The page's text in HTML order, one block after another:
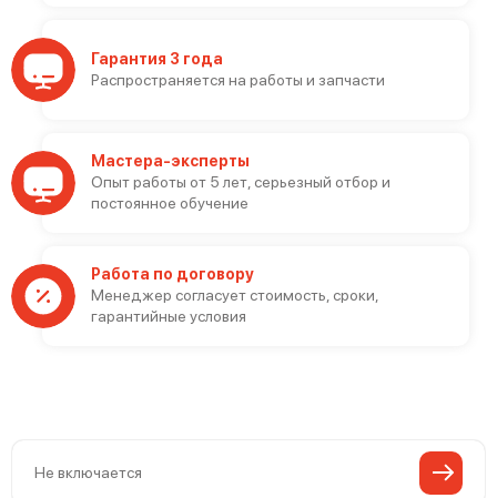
Гарантия 3 года
Распространяется на работы и запчасти
Мастера-эксперты
Опыт работы от 5 лет, серьезный отбор и
постоянное обучение
Работа по договору
Менеджер согласует стоимость, сроки,
гарантийные условия
Не включается